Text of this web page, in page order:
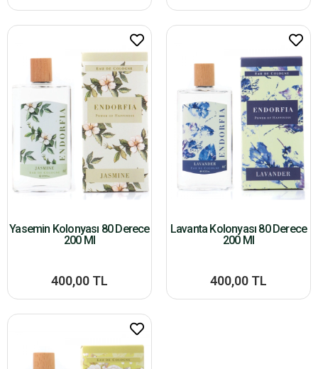
Yasemin Kolonyası 80 Derece
200 Ml
400,00 TL
Lavanta Kolonyası 80 Derece
200 Ml
400,00 TL